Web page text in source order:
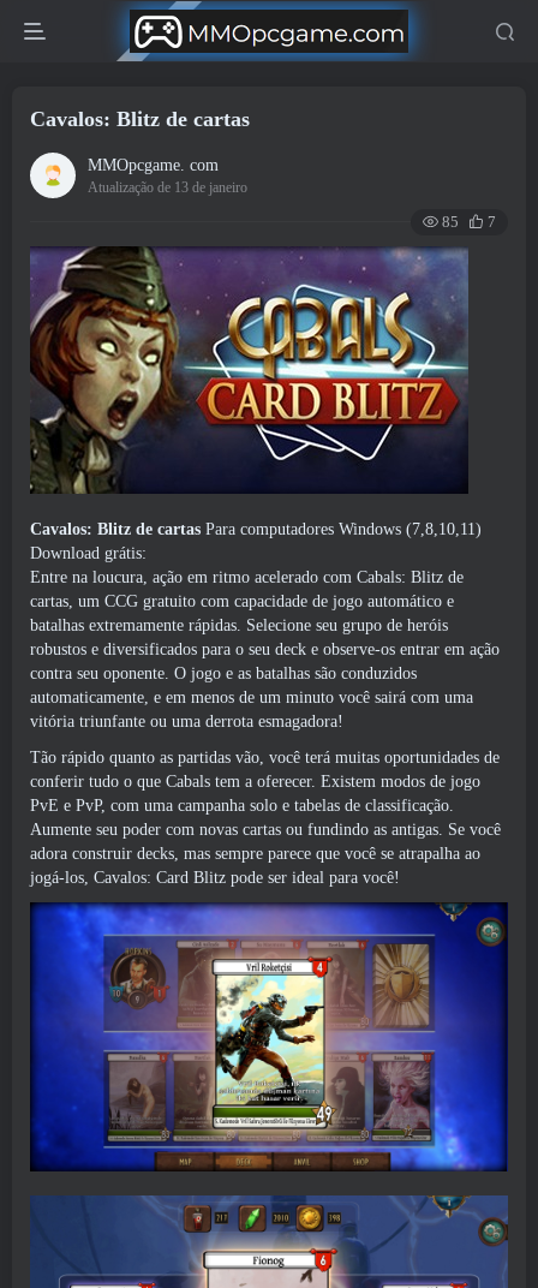
Cavalos: Blitz de cartas
MMOpcgame. com
Atualização de 13 de janeiro
85 7
Cavalos: Blitz de cartas Para computadores Windows (7,8,10,11)
Download grátis:
Entre na loucura, ação em ritmo acelerado com Cabals: Blitz de
cartas, um CCG gratuito com capacidade de jogo automático e
batalhas extremamente rápidas. Selecione seu grupo de heróis
robustos e diversificados para o seu deck e observe-os entrar em ação
contra seu oponente. O jogo e as batalhas são conduzidos
automaticamente, e em menos de um minuto você sairá com uma
vitória triunfante ou uma derrota esmagadora!
Tão rápido quanto as partidas vão, você terá muitas oportunidades de
conferir tudo o que Cabals tem a oferecer. Existem modos de jogo
PvE e PvP, com uma campanha solo e tabelas de classificação.
Aumente seu poder com novas cartas ou fundindo as antigas. Se você
adora construir decks, mas sempre parece que você se atrapalha ao
jogá-los, Cavalos: Card Blitz pode ser ideal para você!